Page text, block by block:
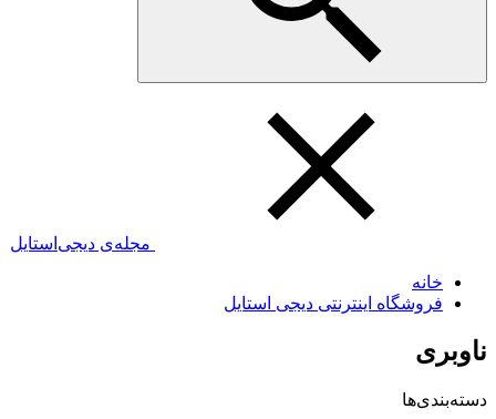
مجله‌ی دیجی‌استایل
خانه
فروشگاه اینترنتی دیجی استایل
ناوبری
دسته‌بندی‌ها